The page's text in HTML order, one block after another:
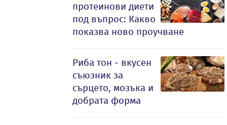
протеинови диети
под въпрос: Какво
показва ново проучване
Риба тон - вкусен
съюзник за
сърцето, мозъка и
добрата форма